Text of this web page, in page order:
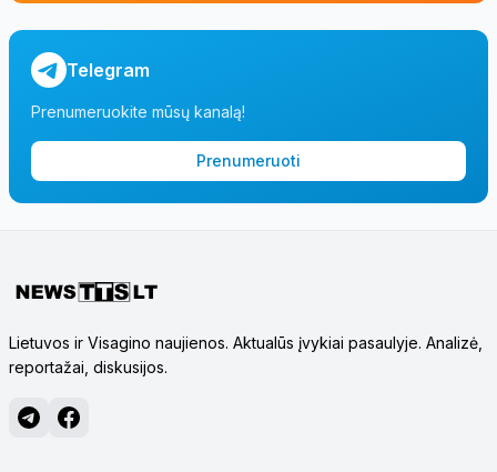
Telegram
Prenumeruokite mūsų kanalą!
Prenumeruoti
Lietuvos ir Visagino naujienos. Aktualūs įvykiai pasaulyje. Analizė,
reportažai, diskusijos.